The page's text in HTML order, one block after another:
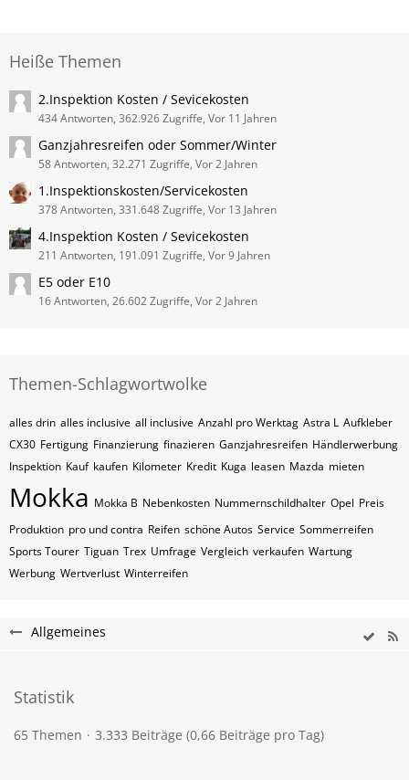
Heiße Themen
2.Inspektion Kosten / Sevicekosten
434 Antworten, 362.926 Zugriffe, Vor 11 Jahren
Ganzjahresreifen oder Sommer/Winter
58 Antworten, 32.271 Zugriffe, Vor 2 Jahren
1.Inspektionskosten/Servicekosten
378 Antworten, 331.648 Zugriffe, Vor 13 Jahren
4.Inspektion Kosten / Sevicekosten
211 Antworten, 191.091 Zugriffe, Vor 9 Jahren
E5 oder E10
16 Antworten, 26.602 Zugriffe, Vor 2 Jahren
Themen-Schlagwortwolke
alles drin alles inclusive all inclusive Anzahl pro Werktag Astra L Aufkleber
CX30 Fertigung Finanzierung finazieren Ganzjahresreifen Händlerwerbung
Inspektion Kauf kaufen Kilometer Kredit Kuga leasen Mazda mieten
Mokka Mokka B Nebenkosten Nummernschildhalter Opel Preis
Produktion pro und contra Reifen schöne Autos Service Sommerreifen
Sports Tourer Tiguan Trex Umfrage Vergleich verkaufen Wartung
Werbung Wertverlust Winterreifen
Allgemeines
Statistik
65 Themen 3.333 Beiträge (0,66 Beiträge pro Tag)